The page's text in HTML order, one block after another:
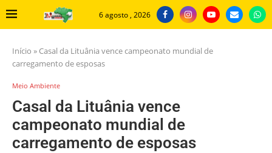
6 agosto , 2026
Início » Casal da Lituânia vence campeonato mundial de
carregamento de esposas
Meio Ambiente
Casal da Lituânia vence
campeonato mundial de
carregamento de esposas